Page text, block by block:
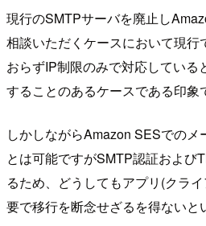
現行のSMTPサーバを廃止し
相談いただくケースにおいて現行
おらずIP制限のみで対応している
することのあるケースである印象
しかしながらAmazon SESでのメ
とは可能ですがSMTP認証および
るため、どうしてもアプリ(クラ
要で移行を断念せざるを得ないと